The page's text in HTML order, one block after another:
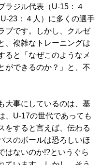
ジル代表（U-15：４
23：４人）に多くの選手
ブです。しかし、クルゼ
、複雑なトレーニングは
ると「なぜこのようなメ
ができるのか？」と、不
大事にしているのは、基
、U-17の世代であっても
をすると言えば、伝わる
スのボールは恐ろしいほ
はないのか!?というぐら